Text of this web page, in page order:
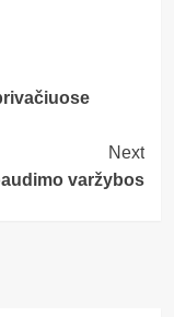
Next
varžybos